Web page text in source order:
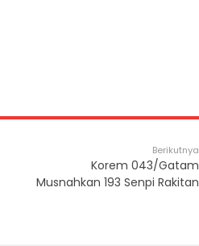
Berikutnya
Korem 043/Gatam
Musnahkan 193 Senpi Rakitan